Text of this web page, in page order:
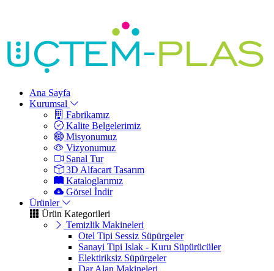
Ana Sayfa
Kurumsal
Fabrikamız
Kalite Belgelerimiz
Misyonumuz
Vizyonumuz
Sanal Tur
3D Alfacart Tasarım
Kataloglarımız
Görsel İndir
Ürünler
Ürün Kategorileri
Temizlik Makineleri
Otel Tipi Sessiz Süpürgeler
Sanayi Tipi Islak - Kuru Süpürücüler
Elektiriksiz Süpürgeler
Dar Alan Makineleri